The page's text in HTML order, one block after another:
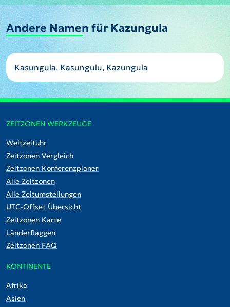
Andere Namen für Kazungula
Kasungula, Kasungulu, Kazungula
ZEITZONEN WERKZEUGE
Weltzeituhr
Zeitzonen Vergleich
Zeitzonen Konferenzplaner
Alle Zeitzonen
Alle Zeitumstellungen
UTC-Offset Übersicht
Zeitzonen Karte
Länderflaggen
Zeitzonen FAQ
KONTINENTE
Afrika
Asien